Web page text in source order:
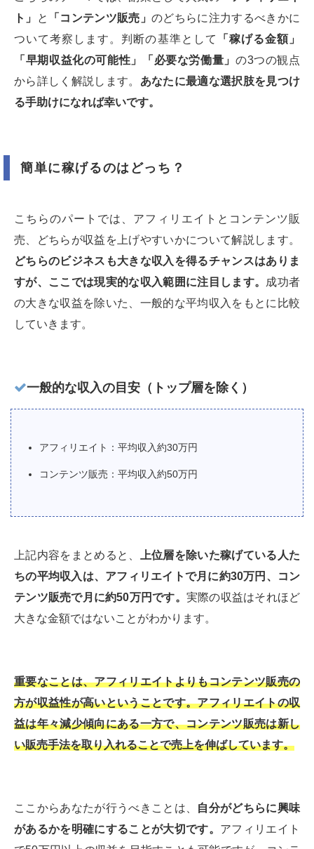
ト」
と 「コンテンツ販売」のどちらに注力するべきかに
ついて考察します。判断の基準として
「稼げる金額」
「早期収益化の可能性」「必要な労働量」 の3つの観点
から詳しく解説します。 あなたに最適な選択肢を見つけ
る手助けになれば幸いです。
簡単に稼げるのはどっち？
こちらのパートでは、アフィリエイトとコンテンツ販
売、どちらが収益を上げやすいかについて解説します。
どちらのビジネスも大きな収入を得るチャンスはありま
すが、ここでは現実的な収入範囲に注目します。 成功者
の大きな収益を除いた、一般的な平均収入をもとに比較
していきます。
一般的な収入の目安（トップ層を除く）
アフィリエイト：平均収入約30万円
コンテンツ販売：平均収入約50万円
上記内容をまとめると、
上位層を除いた稼げている人た
ちの平均収入は、アフィリエイトで月に約30万円、コン
テンツ販売で月に約50万円です。 実際の収益はそれほど
大きな金額ではないことがわかります。
重要なことは、アフィリエイトよりもコンテンツ販売の
方が収益性が高いということです。アフィリエイトの収
益は年々減少傾向にある一方で、コンテンツ販売は新し
い販売手法を取り入れることで売上を伸ばしています。
ここからあなたが行うべきことは、 自分がどちらに興味
があるかを明確にすることが大切です。 アフィリエイト